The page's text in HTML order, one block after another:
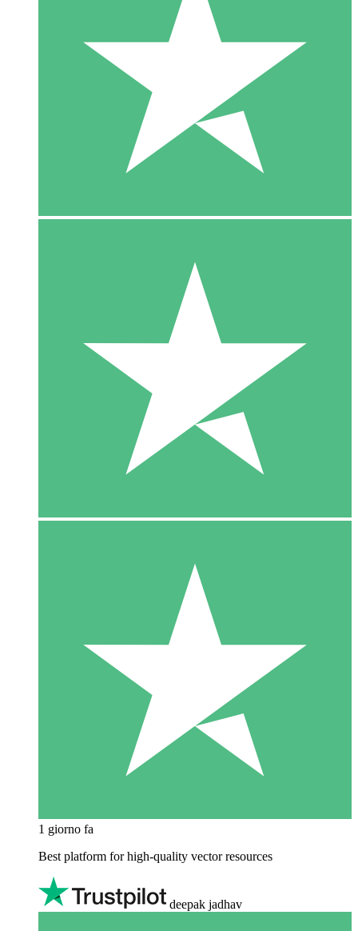
1 giorno fa
Best platform for high-quality vector resources
deepak jadhav